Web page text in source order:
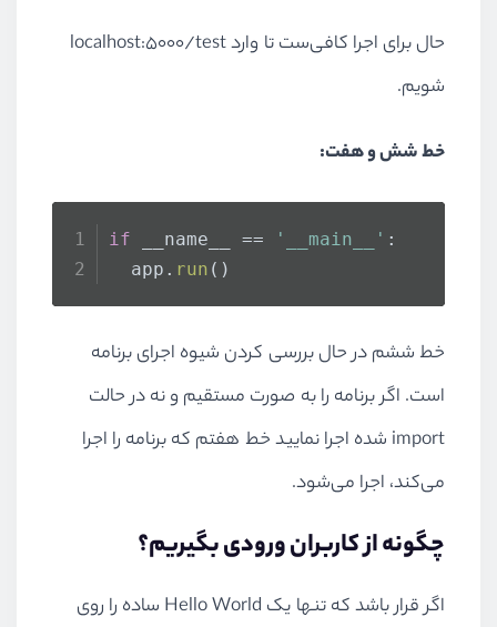
حال برای اجرا کافی‌ست تا وارد localhost:5000/test
شویم.
خط شش و هفت:
if __name__ == '__main__' :
  app.
run ()
خط ششم در حال بررسی کردن شیوه اجرای برنامه‌
است. اگر برنامه را به صورت مستقیم و نه در حالت
import شده اجرا نمایید خط هفتم که برنامه را اجرا
می‌کند، اجرا می‌شود.
چگونه از کاربران ورودی بگیریم؟
اگر قرار باشد که تنها یک Hello World ساده را روی